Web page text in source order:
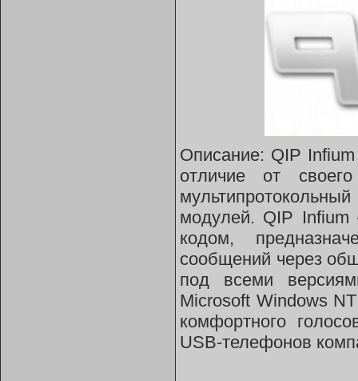
Описание: QIP
отличие от
модулей. QIP
кодом,
сообщений через
под всеми
Microsoft Windows
комфортного
USB-телефонов